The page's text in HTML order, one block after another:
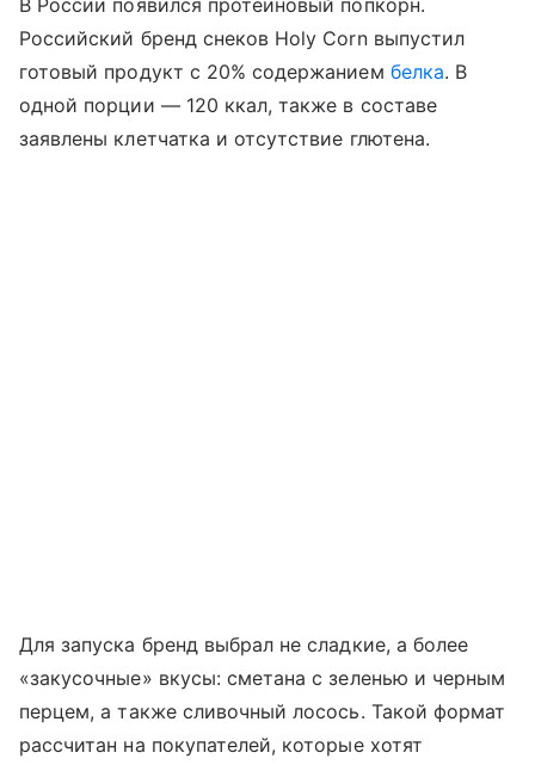
В России появился протеиновый попкорн.
Российский бренд снеков Holy Corn выпустил
готовый продукт с 20% содержанием белка. В
одной порции — 120 ккал, также в составе
заявлены клетчатка и отсутствие глютена.
Для запуска бренд выбрал не сладкие, а более
«закусочные» вкусы: сметана с зеленью и черным
перцем, а также сливочный лосось. Такой формат
рассчитан на покупателей, которые хотят